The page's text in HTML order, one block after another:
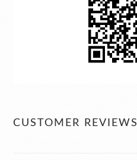
CUSTOMER REVIEWS